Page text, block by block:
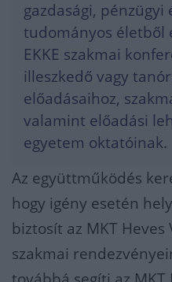
gazdasági, pénzügyi
tudományos életből
EKKE szakmai
illeszkedő vagy
előadásaihoz,
valamint előadási
egyetem oktatóinak.
Az együttműködés
hogy igény esetén
biztosít az MKT
szakmai